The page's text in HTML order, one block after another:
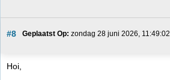
#8 Geplaatst Op: zondag 28 juni 2026, 11:49:02
Hoi,